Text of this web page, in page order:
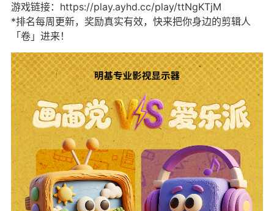
游戏链接： https://play.ayhd.cc/play/ttNgKTjM
*排名每周更新，奖励真实有效，快来把你身边的剪辑人
「卷」进来！